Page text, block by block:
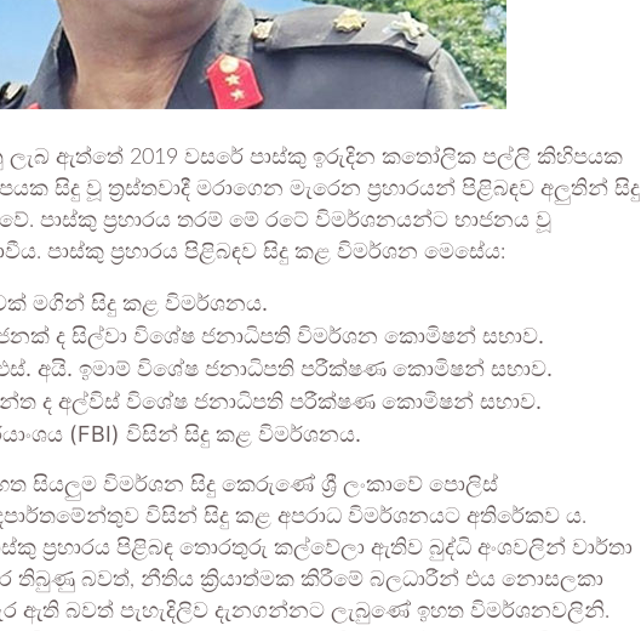
ලැබ ඇත්තේ 2019 වසරේ පාස්කු ඉරුදින කතෝලික පල්ලි කිහිපයක
වූ ත්‍රස්තවාදී මරාගෙන මැරෙන ප්‍රහාරයන් පිළිබඳව අලුතින් සිදු
පාස්කු ප්‍රහාරය තරම් මේ රටේ විමර්ශනයන්ට භාජනය වූ
පාස්කු ප්‍රහාරය පිළිබඳව සිදු කළ විමර්ශන මෙසේය:
මගින් සිදු කළ විමර්ශනය.
ද සිල්වා විශේෂ ජනාධිපති විමර්ශන කොමිෂන් සභාව.
අයි. ඉමාම් විශේෂ ජනාධිපති පරීක්ෂණ කොමිෂන් සභාව.
ද අල්විස් විශේෂ ජනාධිපති පරීක්ෂණ කොමිෂන් සභාව.
(FBI) විසින් සිදු කළ විමර්ශනය.
සියලුම විමර්ශන සිදු කෙරුණේ ශ්‍රී ලංකාවේ පොලිස්
විසින් සිදු කළ අපරාධ විමර්ශනයට අතිරේකව ය.
ප්‍රහාරය පිළිබඳ තොරතුරු කල්වේලා ඇතිව බුද්ධි අංශවලින් වාර්තා
තිබුණු බවත්, නීතිය ක්‍රියාත්මක කිරීමේ බලධාරීන් එය නොසලකා
ඇති බවත් පැහැදිලිව දැනගන්නට ලැබුණේ ඉහත විමර්ශනවලිනි.